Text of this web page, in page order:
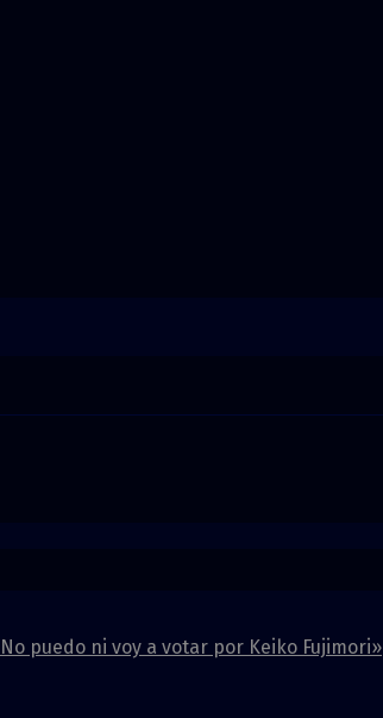
puedo ni voy a votar por Keiko Fujimori»